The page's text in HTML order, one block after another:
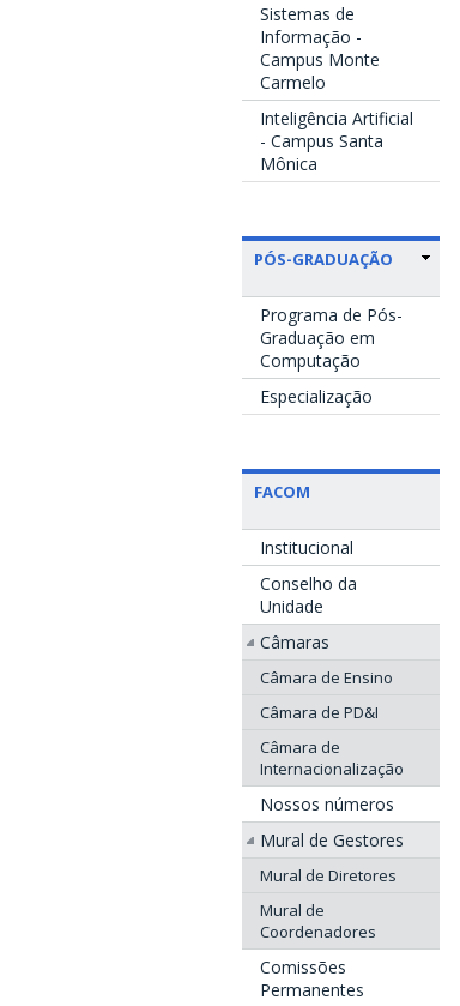
Sistemas de
Informação -
Campus Monte
Carmelo
Inteligência Artificial
- Campus Santa
Mônica
PÓS-GRADUAÇÃO
Programa de Pós-
Graduação em
Computação
Especialização
FACOM
Institucional
Conselho da
Unidade
Câmaras
Câmara de Ensino
Câmara de PD&I
Câmara de
Internacionalização
Nossos números
Mural de Gestores
Mural de Diretores
Mural de
Coordenadores
Comissões
Permanentes